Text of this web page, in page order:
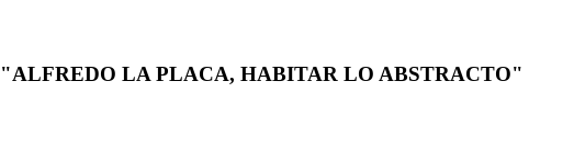
LA PLACA, HABITAR LO ABSTRACTO"